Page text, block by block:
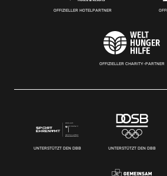
OFFIZIELLER HOTELPARTNER
OFFIZIELLER CHARITY-PARTNER
UNTERSTÜTZT DEN DBB UNTERSTÜTZT DEN DBB